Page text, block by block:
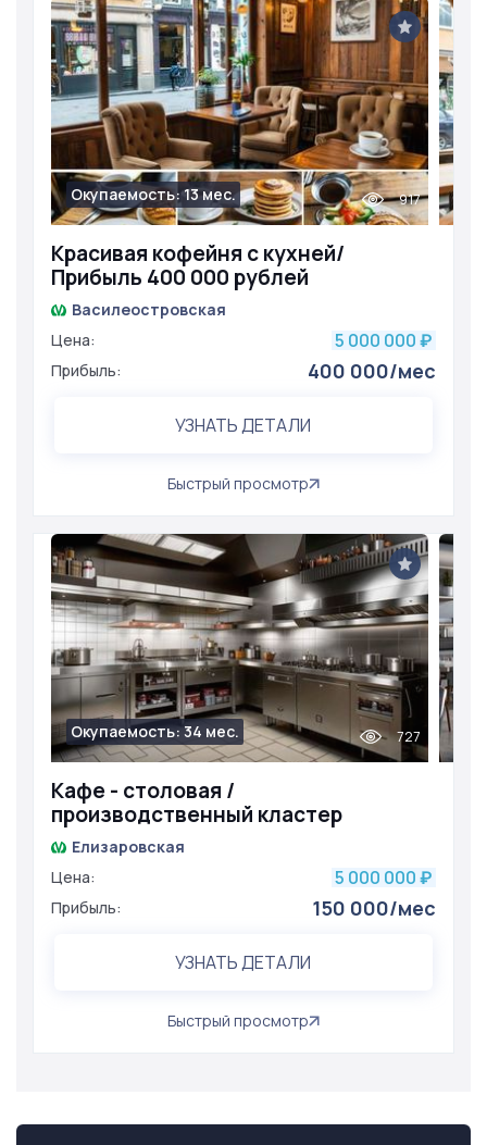
Красивая кофейня с кухней/
Прибыль 400 000 рублей
Окупаемость: 13 мес. 917
Василеостровская
Цена:
5 000 000 ₽
Прибыль: 400 000/мес
УЗНАТЬ ДЕТАЛИ
Быстрый просмотр
Кафе - столовая /
производственный кластер
Окупаемость: 34 мес. 727
Елизаровская
Цена:
5 000 000 ₽
Прибыль: 150 000/мес
УЗНАТЬ ДЕТАЛИ
Быстрый просмотр